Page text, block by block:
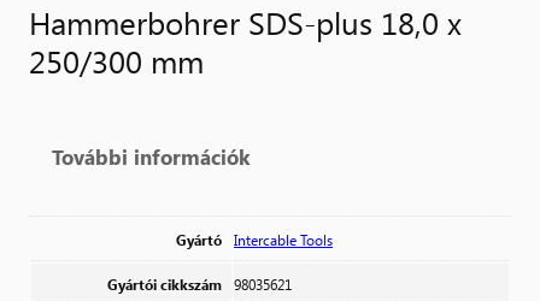
Hammerbohrer SDS-plus 18,0 x
250/300 mm
További információk
Gyártó Intercable Tools
Gyártói cikkszám 98035621